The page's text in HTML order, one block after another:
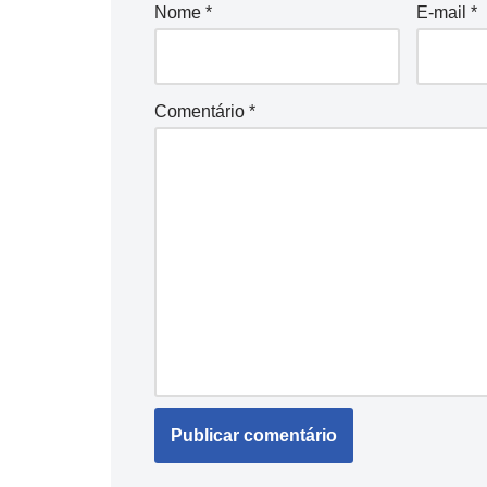
Nome * E-mail*
Comentário *